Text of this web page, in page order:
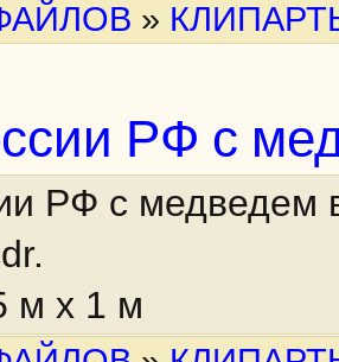
»
РФ с
РФ с медведем
м х 1 м